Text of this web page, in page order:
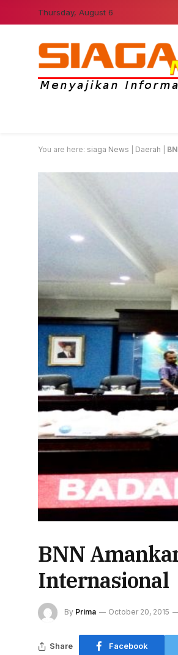
Thursday, August 6
You are here: siaga News Daerah
BNN
Internasional
By Prima October 20, 2015
Share Facebook